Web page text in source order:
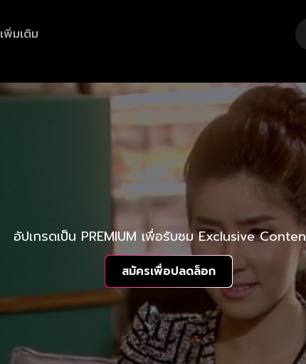
เพิ่มเติม
อัปเกรดเป็น PREMIUM เพื่อรับชม Exclusive
สมัครเพื่อปลดล็อก